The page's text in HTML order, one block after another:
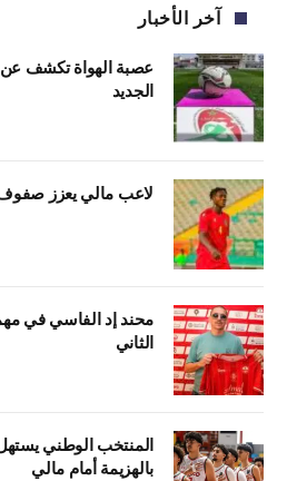
آخر الأخبار
عصبة الهواة تكشف عن
الجديد
لاعب مالي يعزز
محند إد الفاسي في
الثاني
المنتخب الوطني
بالهزيمة أمام مالي